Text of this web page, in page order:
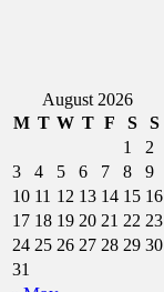
August 2026
M T W T F S
S
1
2
3
4 5 6 7 8
9
10 11 12 13 14 15 16
17 18 19 20 21 22 23
24 25 26 27 28 29 30
31